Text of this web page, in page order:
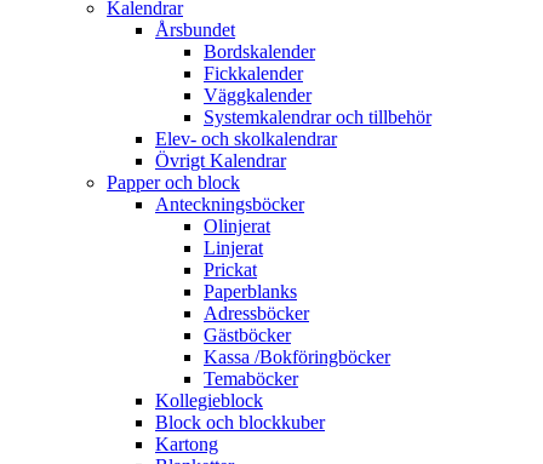
Kalendrar
Årsbundet
Bordskalender
Fickkalender
Väggkalender
Systemkalendrar och tillbehör
Elev- och skolkalendrar
Övrigt Kalendrar
Papper och block
Anteckningsböcker
Olinjerat
Linjerat
Prickat
Paperblanks
Adressböcker
Gästböcker
Kassa /Bokföringböcker
Temaböcker
Kollegieblock
Block och blockkuber
Kartong